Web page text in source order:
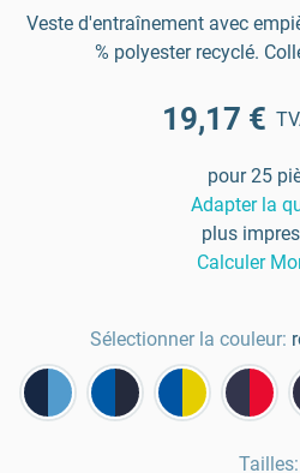
Veste d'entraînement avec
% polyester recyclé.
19,17 €
pour 25
Adapter la
plus
Calculer
Sélectionner la couleur:
Tailles: